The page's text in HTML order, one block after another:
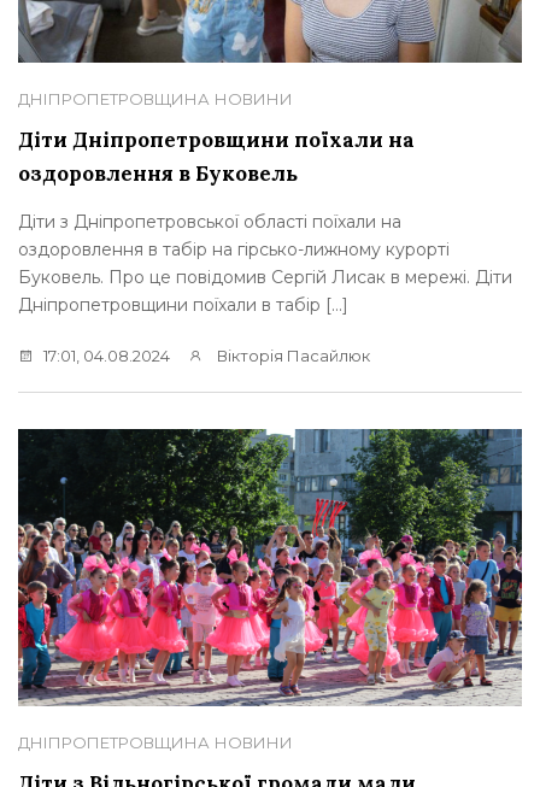
ДНІПРОПЕТРОВЩИНА НОВИНИ
Діти Дніпропетровщини поїхали на
оздоровлення в Буковель
Діти з Дніпропетровської області поїхали на
оздоровлення в табір на гірсько-лижному курорті
Буковель. Про це повідомив Сергій Лисак в мережі. Діти
Дніпропетровщини поїхали в табір […]
17:01, 04.08.2024 Вікторія Пасайлюк
ДНІПРОПЕТРОВЩИНА НОВИНИ